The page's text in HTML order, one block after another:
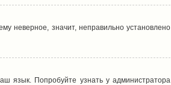
неверное, значит, неправильно установлено
язык. Попробуйте узнать у администратора